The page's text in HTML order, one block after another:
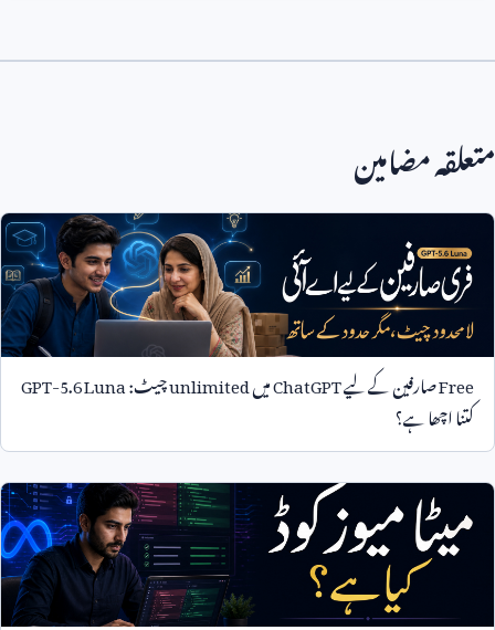
متعلقہ مضامین
Freeصارفین کے لیےChatGPTمیںunlimitedچیٹ:GPT-5.6 Luna
کتنا اچھا ہے؟